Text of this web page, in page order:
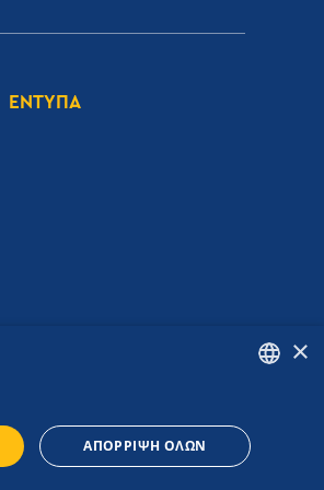
ΕΝΤΥΠΑ
GREEK
×
ΑΠΌΡΡΙΨΗ ΌΛΩΝ